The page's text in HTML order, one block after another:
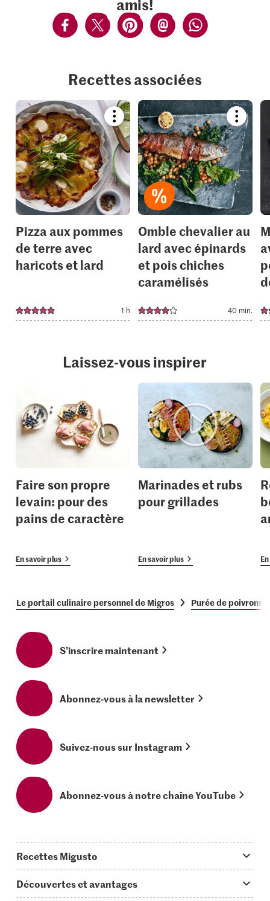
Recettes associées
Bookmark
recipe
or
add
it
to
your
collections.
Pizza aux pommes
de terre avec
haricots et lard
1 h
recipe
or
add
it
to
your
Omble chevalier au
lard avec épinards
et pois chiches
caramélisés
40 min.
Laissez-vous inspirer
Faire son propre
levain: pour des
pains de caractère
En savoir plus
Marinades et rubs
pour grillades
En savoir plus
Le portail culinaire personnel de Migros Purée de poivrons
S’inscrire maintenant
Abonnez-vous à la newsletter
Suivez-nous sur Instagram
Abonnez-vous à notre chaîne YouTube
Recettes Migusto
Découvertes et avantages